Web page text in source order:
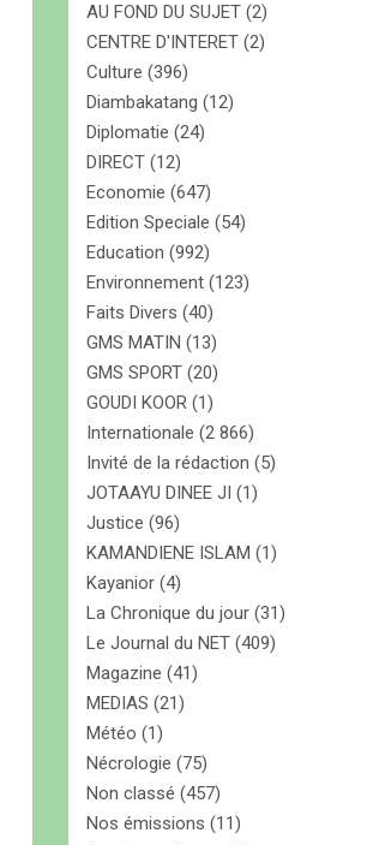
AU FOND DU SUJET (2)
CENTRE D'INTERET (2)
Culture (396)
Diambakatang (12)
Diplomatie (24)
DIRECT (12)
Economie (647)
Edition Speciale (54)
Education (992)
Environnement (123)
Faits Divers (40)
GMS MATIN (13)
GMS SPORT (20)
GOUDI KOOR (1)
Internationale (2 866)
Invité de la rédaction (5)
JOTAAYU DINEE JI (1)
Justice (96)
KAMANDIENE ISLAM (1)
Kayanior (4)
La Chronique du jour (31)
Le Journal du NET (409)
Magazine (41)
MEDIAS (21)
Météo (1)
Nécrologie (75)
Non classé (457)
Nos émissions (11)